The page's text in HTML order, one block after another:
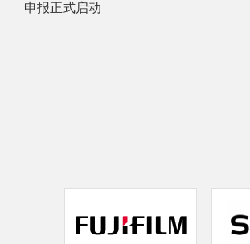
申报正式启动